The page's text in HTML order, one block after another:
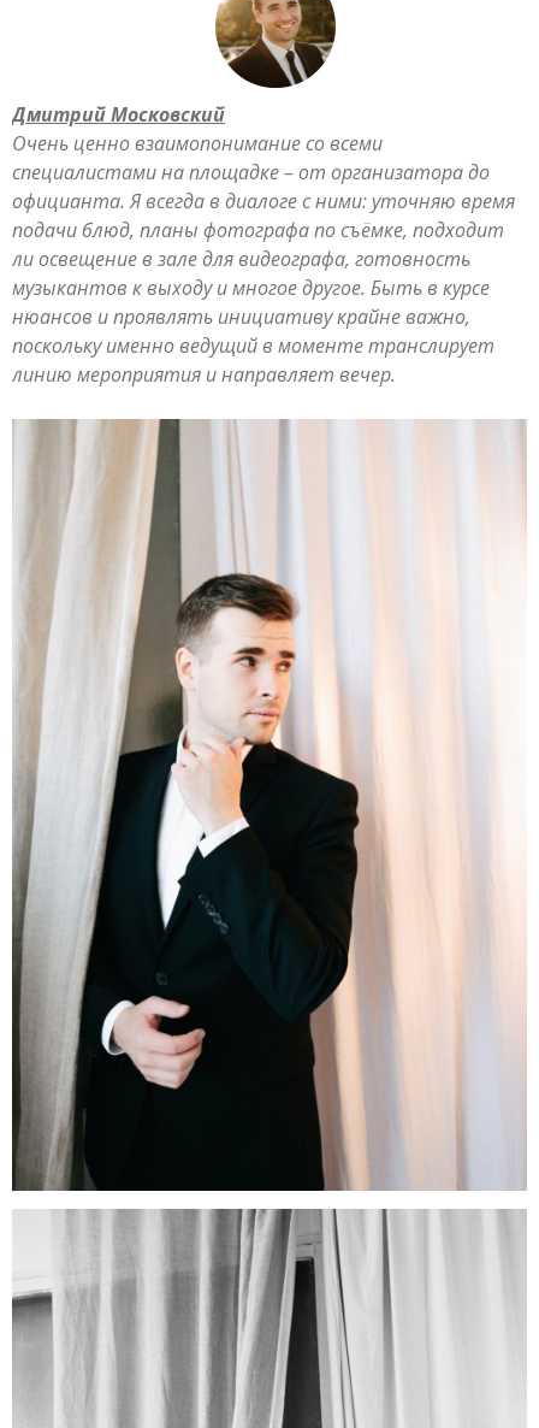
Дмитрий Московский
Очень ценно взаимопонимание со всеми
специалистами на площадке – от организатора до
официанта.Я всегда в диалоге с ними: уточняю время
подачи блюд, планы фотографа по съёмке, подходит
ли освещение в зале для видеографа, готовность
музыкантов к выходу и многое другое. Быть в курсе
нюансов и проявлять инициативу крайне важно,
поскольку именно ведущий в моменте транслирует
линию мероприятия и направляет вечер.